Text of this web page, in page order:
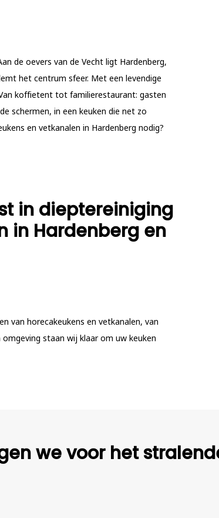
de oevers van de Vecht ligt Hardenberg,
het centrum sfeer. Met een levendige
koffietent tot familierestaurant: gasten
schermen, in een keuken die net zo
en vetkanalen in Hardenberg nodig?
in dieptereiniging
in Hardenberg en
van horecakeukens en vetkanalen, van
staan wij klaar om uw keuken
we voor het